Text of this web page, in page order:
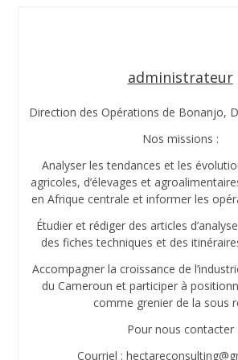
administrateur
Direction des Opérations de Bonanjo,
Nos missions :
Analyser les tendances et les
agricoles, d’élevages et
en Afrique centrale et informer les
Étudier et rédiger des articles
des fiches techniques et des
Accompagner la croissance de
du Cameroun et participer à
comme grenier de la sous
Pour nous contacter
Courriel :